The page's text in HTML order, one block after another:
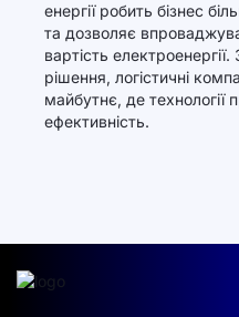
енергії робить бізнес
та дозволяє
вартість
рішення, логістичні
майбутнє, де
ефективність.